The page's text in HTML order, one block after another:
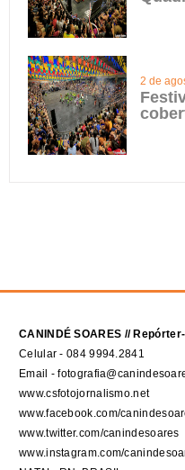
2 de
CANINDÉ SOARES //
Celular - 084 9994.2841
Email -
www.csfotojornalismo.net
www.facebook.com/
www.twitter.com/canindesoares
www.instagram.com/